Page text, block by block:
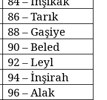
86 – Tarık
88 – Gaşiye
90 –Beled
92 –Leyl
94 – İnşirah
96 –Alak